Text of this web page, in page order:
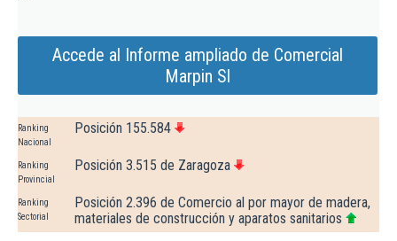
Accede al Informe ampliado de Comercial
Marpin Sl
Ranking
Nacional
Posición 155.584
Ranking
Provincial
Posición 3.515 de Zaragoza
Ranking
Sectorial
Posición 2.396 de Comercio al por mayor de madera,
materiales de construcción y aparatos sanitarios